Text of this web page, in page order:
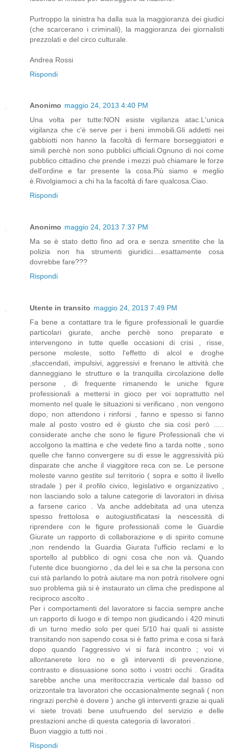
Purtroppo la sinistra ha dalla sua la maggioranza dei giudici
(che scarcerano i criminali), la maggioranza dei giornalisti
prezzolati e del circo culturale.
Andrea Rossi
Rispondi
Anonimo maggio 24, 2013 4:40 PM
Una volta per tutte:NON esiste vigilanza atac.L'unica
vigilanza che c'è serve per i beni immobili.Gli addetti nei
gabbiotti non hanno la facoltà di fermare borseggiatori e
simili perchè non sono pubblici ufficiali.Ognuno di noi come
pubblico cittadino che prende i mezzi può chiamare le forze
dell'ordine e far presente la cosa.Più siamo e meglio
è.Rivolgiamoci a chi ha la facoltà di fare qualcosa.Ciao.
Rispondi
Anonimo maggio 24, 2013 7:37 PM
Ma se è stato detto fino ad ora e senza smentite che la
polizia non ha strumenti giuridici....esattamente cosa
dovrebbe fare???
Rispondi
Utente in transito maggio 24, 2013 7:49 PM
Fa bene a contattare tra le figure professionali le guardie
particolari giurate, anche perchè sono preparate e
intervengono in tutte quelle occasioni di crisi , risse,
persone moleste, sotto l'effetto di alcol e droghe
,sfaccendati, impulsivi, aggressivi e frenano le attività che
danneggiano le strutture e la tranquilla circolazione delle
persone , di frequente rimanendo le uniche figure
professionali a mettersi in gioco per voi soprattutto nel
momento nel quale le situazioni si verificano , non vengono
dopo, non attendono i rinforsi , fanno e spesso si fanno
male al posto vostro ed è giusto che sia così però .....
considerate anche che sono le figure Professionali che vi
accolgono la mattina e che vedete fino a tarda notte , sono
quelle che fanno convergere su di esse le aggressività più
disparate che anche il viaggitore reca con se. Le persone
moleste vanno gestite sul territorio ( sopra e sotto il livello
stradale ) per il profilo civico, legislativo e organizzativo ,
non lasciando solo a talune categorie di lavoratori in divisa
a farsene carico . Va anche addebitata ad una utenza
spesso frettolosa e autogiustificatasi la nescessità di
riprendere con le figure professionali come le Guardie
Giurate un rapporto di collaborazione e di spirito comune
,non rendendo la Guardia Giurata l'ufficio reclami e lo
sportello al pubblico di ogni cosa che non và. Quando
l'utente dice buongiorno , da del lei e sa che la persona con
cui stà parlando lo potrà aiutare ma non potrà risolvere ogni
suo problema già si è instaurato un clima che predispone al
reciproco ascolto .
Per i comportamenti del lavoratore si faccia sempre anche
un rapporto di luogo e di tempo non giudicando i 420 minuti
di un turno medio solo per quei 5/10 hai quali si assiste
transitando non sapendo cosa si è fatto prima e cosa si farà
dopo quando l'aggressivo vi si farà incontro ; voi vi
allontanerete loro no e gli interventi di prevenzione,
contrasto e dissuasione sono sotto i vostri occhi . Gradita
sarebbe anche una meritoccrazia verticale dal basso od
orizzontale tra lavoratori che occasionalmente segnali ( non
ringrazi perchè è dovere ) anche gli interventi grazie ai quali
vi siete trovati bene usufruendo del servizio e delle
prestazioni anche di questa categoria di lavoratori .
Buon viaggio a tutti noi .
Rispondi